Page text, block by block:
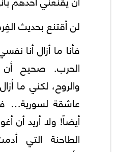
لن أقتنع بحديث
فأنا ما أزال أنا
الحرب. صحيح أن
والروح، لكني ما
عاشقة لسورية…
أيضاً! ولا أريد أن
الطاحنة التي